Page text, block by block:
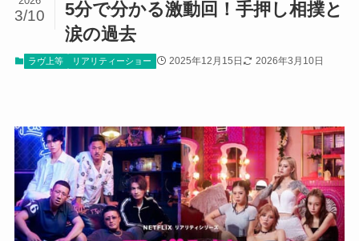
5分で分かる激動回！手押し相撲と
涙の過去
3/10
ラヴ上等 リアリティーショー 2025年12月15日 2026年3月10日